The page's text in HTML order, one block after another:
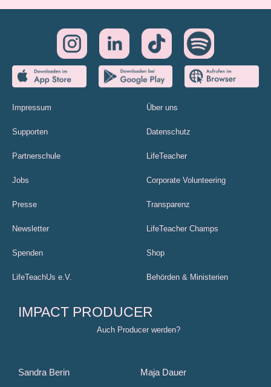
Impressum Über uns
Supporten Datenschutz
Partnerschule LifeTeacher
Jobs Corporate Volunteering
Presse Transparenz
Newsletter LifeTeacher Champs
Spenden Shop
LifeTeachUs e.V. Behörden & Ministerien
IMPACT PRODUCER
Auch Producer werden?
Sandra Berin Maja Dauer